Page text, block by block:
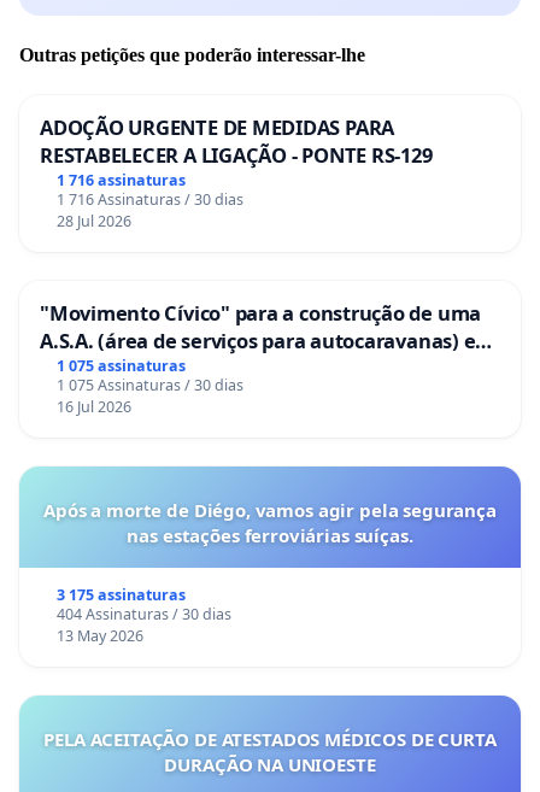
Outras petições que poderão interessar-lhe
ADOÇÃO URGENTE DE MEDIDAS PARA
RESTABELECER A LIGAÇÃO - PONTE RS-129
1 716 assinaturas
1 716 Assinaturas / 30 dias
28 Jul 2026
"Movimento Cívico" para a construção de uma
A.S.A. (área de serviços para autocaravanas) em
Coimbra
1 075 assinaturas
1 075 Assinaturas / 30 dias
16 Jul 2026
Após a morte de Diégo, vamos agir pela segurança
nas estações ferroviárias suíças.
3 175 assinaturas
404 Assinaturas / 30 dias
13 May 2026
PELA ACEITAÇÃO DE ATESTADOS MÉDICOS DE CURTA
DURAÇÃO NA UNIOESTE